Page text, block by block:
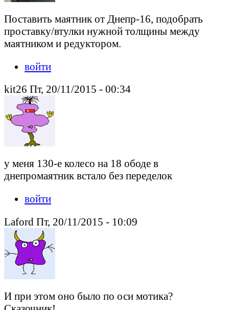
Поставить маятник от Днепр-16, подобрать
проставку/втулки нужной толщины между
маятником и редуктором.
войти
kit26 Пт, 20/11/2015 - 00:34
у меня 130-е колесо на 18 ободе в
днепромаятник встало без переделок
войти
Laford Пт, 20/11/2015 - 10:09
И при этом оно было по оси мотика?